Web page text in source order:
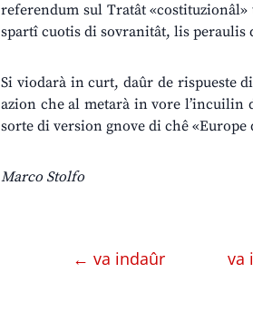
referendum sul Tratât
spartî cuotis di sovranitât, lis peraulis
Si viodarà in curt, daûr de rispueste
azion che al metarà in vore l’incuilin
sorte di version gnove di chê
Marco Stolfo
← va indaûr va